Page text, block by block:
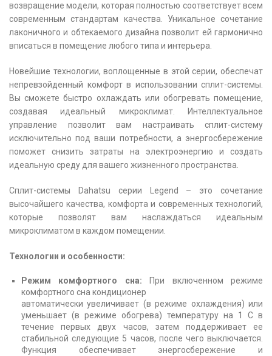
возвращение модели, которая полностью соответствует всем
современным стандартам качества. Уникальное сочетание
лаконичного и обтекаемого дизайна позволит ей гармонично
вписаться в помещение любого типа и интерьера.
Новейшие технологии, воплощенные в этой серии, обеспечат
непревзойденный комфорт в использовании сплит-системы.
Вы сможете быстро охлаждать или обогревать помещение,
создавая идеальный микроклимат. Интеллектуальное
управление позволит вам настраивать сплит-систему
исключительно под ваши потребности, а энергосбережение
поможет снизить затраты на электроэнергию и создать
идеальную среду для вашего жизненного пространства.
Сплит-системы Dahatsu серии Legend – это сочетание
высочайшего качества, комфорта и современных технологий,
которые позволят вам наслаждаться идеальным
микроклиматом в каждом помещении.
Технологии и особенности:
Режим комфортного сна:
При включенном режиме
комфортного сна кондиционер
автоматически увеличивает (в режиме охлаждения) или
уменьшает (в режиме обогрева) температуру на 1 С в
течение первых двух часов, затем поддерживает ее
стабильной следующие 5 часов, после чего выключается.
Функция обеспечивает энергосбережение и